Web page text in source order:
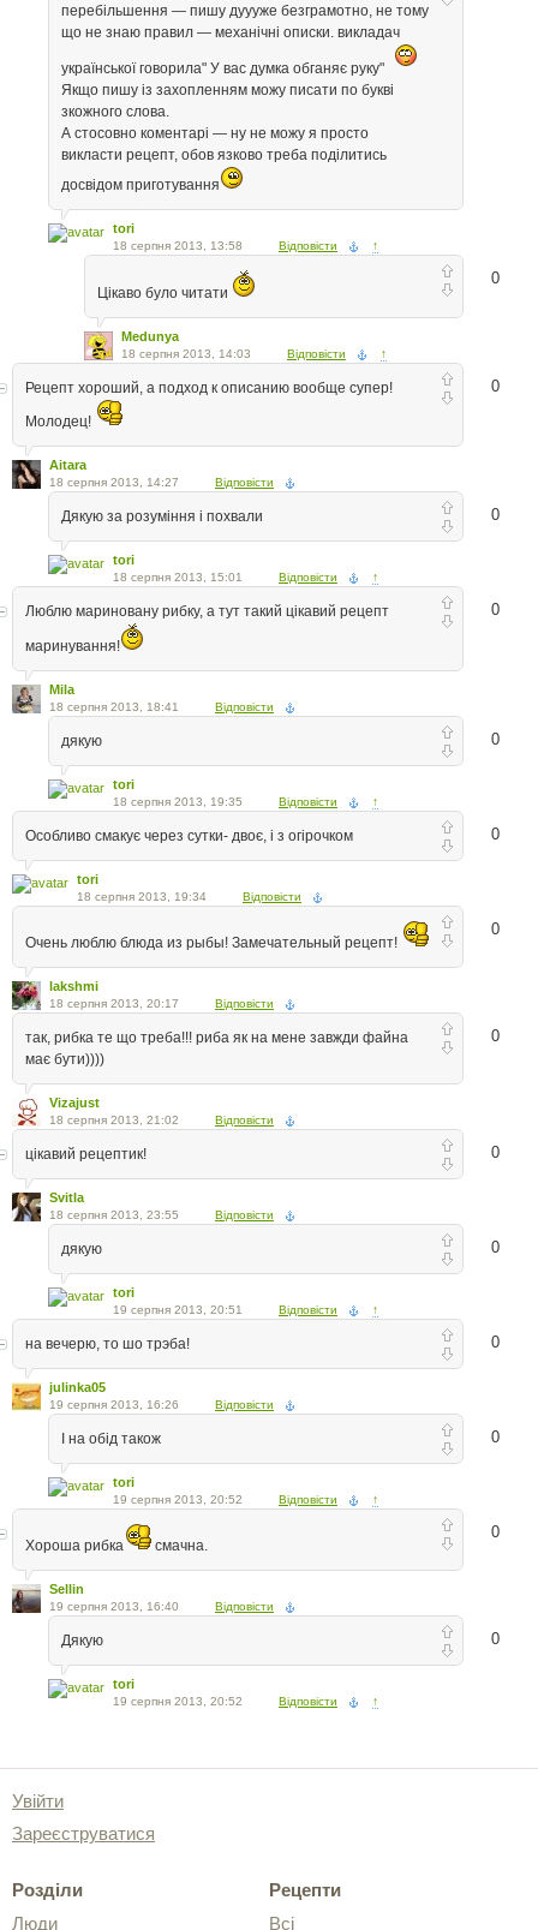
перебільшення — пишу дуууже безграмотно, не тому
що не знаю правил — механічні описки. викладач
української говорила" У вас думка обганяє руку"
Якщо пишу із захопленням можу писати по букві
зкожного слова.
А стосовно коментарі — ну не можу я просто
викласти рецепт, обов язково треба поділитись
досвідом приготування
tori
18 серпня 2013, 13:58 Відповісти ↑
0
Цікаво було читати
Medunya
18 серпня 2013, 14:03 Відповісти ↑
0
Рецепт хороший, а подход к описанию вообще супер!
Молодец!
Aitara
18 серпня 2013, 14:27 Відповісти
0
Дякую за розуміння і похвали
tori
18 серпня 2013, 15:01 Відповісти ↑
0
Люблю мариновану рибку, а тут такий цікавий рецепт
маринування!
Mila
18 серпня 2013, 18:41 Відповісти
0
дякую
tori
18 серпня 2013, 19:35 Відповісти ↑
0
Особливо смакує через сутки- двоє, і з огірочком
tori
18 серпня 2013, 19:34 Відповісти
0
Очень люблю блюда из рыбы! Замечательный рецепт!
lakshmi
18 серпня 2013, 20:17 Відповісти
0
так, рибка те що треба!!! риба як на мене завжди файна
має бути))))
Vizajust
18 серпня 2013, 21:02 Відповісти
0
цікавий рецептик!
Svitla
18 серпня 2013, 23:55 Відповісти
0
дякую
tori
19 серпня 2013, 20:51 Відповісти ↑
0
на вечерю, то шо трэба!
julinka05
19 серпня 2013, 16:26 Відповісти
0
І на обід також
tori
19 серпня 2013, 20:52 Відповісти ↑
0
Хороша рибка смачна.
Sellin
19 серпня 2013, 16:40 Відповісти
0
Дякую
tori
19 серпня 2013, 20:52 Відповісти ↑
Увійти
Зареєструватися
Розділи
Люди
Рецепти
Всі